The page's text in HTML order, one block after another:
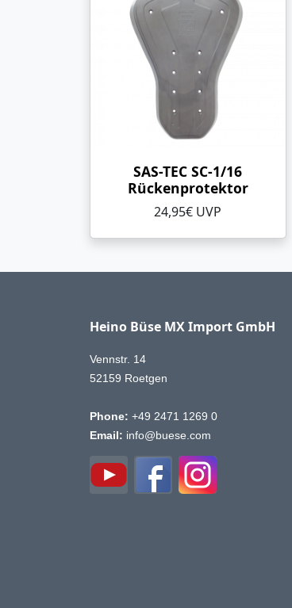
SAS-TEC SC-1/16
Rückenprotektor
24,95€ UVP
Heino Büse MX Import GmbH
Vennstr. 14
52159 Roetgen
Phone: +49 2471 1269 0
Email: info@buese.com